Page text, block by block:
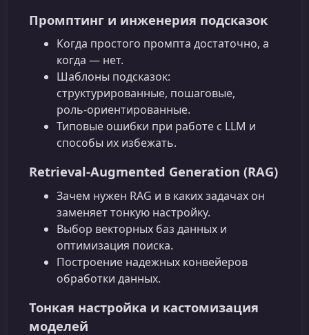
Промптинг и инженерия подсказок
Когда простого промпта достаточно, а
когда — нет.
Шаблоны подсказок:
структурированные, пошаговые,
роль‑ориентированные.
Типовые ошибки при работе с LLM и
способы их избежать.
Retrieval-Augmented Generation (RAG)
Зачем нужен RAG и в каких задачах он
заменяет тонкую настройку.
Выбор векторных баз данных и
оптимизация поиска.
Построение надежных конвейеров
обработки данных.
Тонкая настройка и кастомизация
моделей